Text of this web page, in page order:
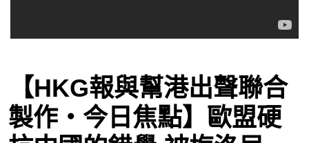
時事
觀點
博客
【HKG報與幫港出聲聯合
製作‧今日焦點】歐盟硬